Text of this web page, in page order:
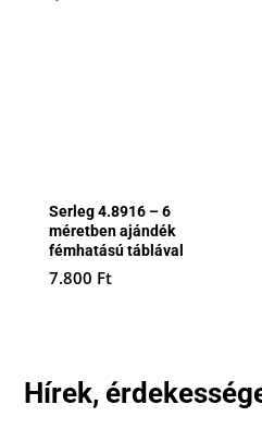
Serleg 4.8916 – 6
méretben ajándék
fémhatású táblával
7.800 Ft
Hírek,